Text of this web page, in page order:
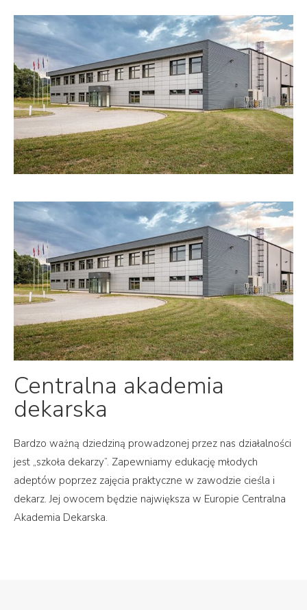
Centralna akademia
dekarska
Bardzo ważną dziedziną prowadzonej przez nas działalności
jest „szkoła dekarzy”. Zapewniamy edukację młodych
adeptów poprzez zajęcia praktyczne w zawodzie cieśla i
dekarz. Jej owocem będzie największa w Europie Centralna
Akademia Dekarska.